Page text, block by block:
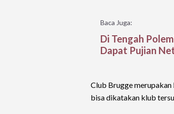
Baca Juga:
Di Tengah
Dapat Pujian
Club Brugge
bisa dikatakan klub